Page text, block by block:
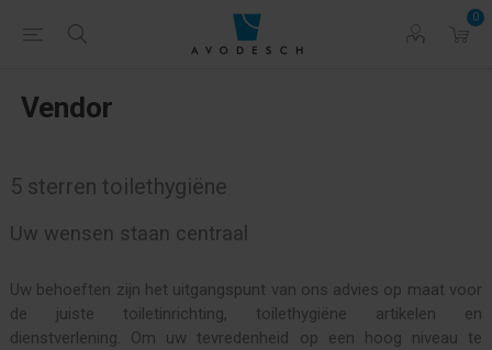
0
Vendor
5 sterren toilethygiëne
Uw wensen staan centraal
Uw behoeften zijn het uitgangspunt van ons advies op maat voor
de juiste toiletinrichting, toilethygiëne artikelen en
dienstverlening. Om uw tevredenheid op een hoog niveau te